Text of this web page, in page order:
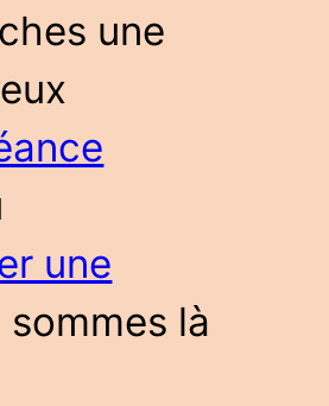
une
une
sommes là